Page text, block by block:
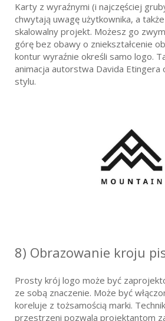
Karty z wyraźnymi (i najczęściej
chwytają uwagę użytkownika, a
skalowalny projekt. Możesz go
górę bez obawy o zniekształcenie
kontur wyraźnie określi samo logo.
animacja autorstwa Davida
stylu.
8) Obrazowanie kroju
Prosty krój logo może być
ze sobą znaczenie. Może być
koreluje z tożsamością marki.
przestrzeni pozwala projektantom